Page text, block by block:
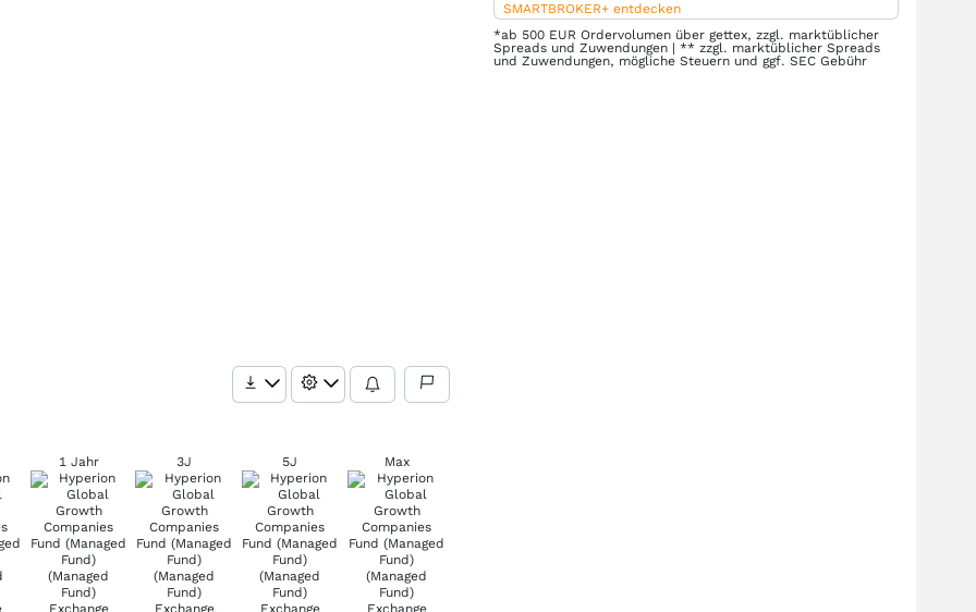
1 Jahr 3J 5J Max
SMARTBROKER+ entdecken
*ab 500 EUR Ordervolumen über gettex, zzgl. marktüblicher
Spreads und Zuwendungen | ** zzgl. marktüblicher Spreads
und Zuwendungen, mögliche Steuern und ggf. SEC Gebühr